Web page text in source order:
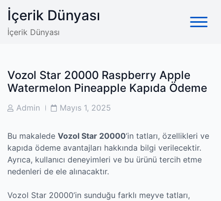
Skip
content
İçerik Dünyası
İçerik Dünyası
Vozol Star 20000 Raspberry Apple
Watermelon Pineapple Kapıda Ödeme
PostAdmin
PostMayıs 1, 2025
Bu makalede Vozol Star 20000‘in tatları, özellikleri ve
kapıda ödeme avantajları hakkında bilgi verilecektir.
Ayrıca, kullanıcı deneyimleri ve bu ürünü tercih etme
nedenleri de ele alınacaktır.
Vozol Star 20000’in sunduğu farklı meyve tatları,